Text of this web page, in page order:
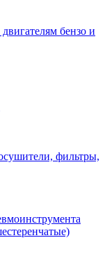
бензо и
фильтры,